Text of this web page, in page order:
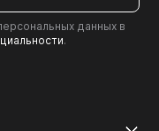
данных в
.